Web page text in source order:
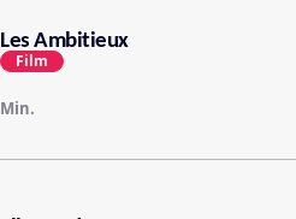
Les Ambitieux
Min.
Film